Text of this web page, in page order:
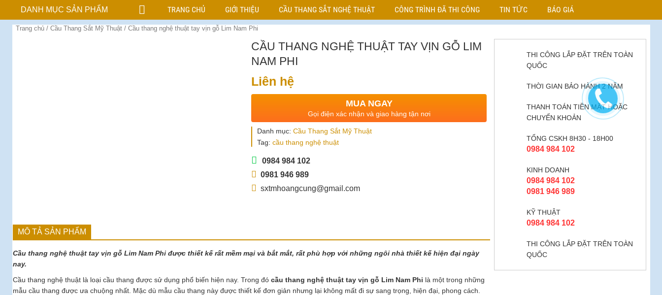
DANH MỤC SẢN PHẨM TRANG CHỦ GIỚI THIỆU CẦU THANG SẮT NGHỆ THUẬT CÔNG TRÌNH ĐÃ THI CÔNG TIN TỨC BÁO GIÁ
Trang chủ / Cầu Thang Sắt Mỹ Thuật / Cầu thang nghệ thuật tay vịn gỗ Lim Nam Phi
CẦU THANG NGHỆ THUẬT TAY VỊN GỖ LIM
NAM PHI
Liên hệ
MUA NGAY
Gọi điện xác nhận và giao hàng tận nơi
Danh mục:Cầu Thang Sắt Mỹ Thuật
Tag:cầu thang nghệ thuật
0984 984 102
0981 946 989
sxtmhoangcung@gmail.com
MÔ TẢ SẢN PHẨM
Cầu thang nghệ thuật tay vịn gỗ Lim Nam Phi được thiết kế rất mềm mại và bắt mắt, rất phù hợp với những ngôi nhà thiết kế hiện đại ngày
nay.
Cầu thang nghệ thuật là loại cầu thang được sử dụng phổ biến hiện nay. Trong đó cầu thang nghệ thuật tay vịn gỗ Lim Nam Phi là một trong những
mẫu cầu thang được ưa chuộng nhất. Mặc dù mẫu cầu thang này được thiết kế đơn giản nhưng lại không mất đi sự sang trọng, hiện đại, phong cách.
THI CÔNG LẮP ĐẶT TRÊN TOÀN
QUỐC
THỜI GIAN BẢO HÀNH 2 NĂM
THANH TOÁN TIỀN MẶT HOẶC
CHUYỂN KHOẢN
TỔNG CSKH 8H30 - 18H00
0984 984 102
KINH DOANH
0984 984 102
0981 946 989
KỸ THUẬT
0984 984 102
THI CÔNG LẮP ĐẶT TRÊN TOÀN
QUỐC